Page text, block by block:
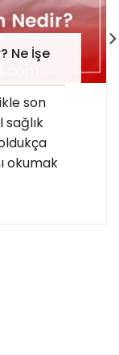
Ne İşe
son
okumak